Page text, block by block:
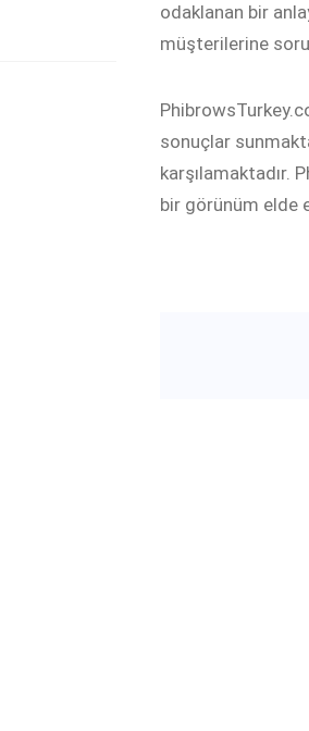
odaklanan bir
müşterilerine
sonuçlar
karşılamaktadır.
bir görünüm elde